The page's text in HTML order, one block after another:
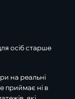
осіб старше
на реальні
приймає ні в